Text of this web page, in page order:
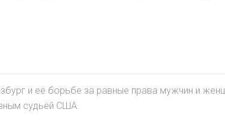
и её борьбе за равные права мужчин и
судьёй США.